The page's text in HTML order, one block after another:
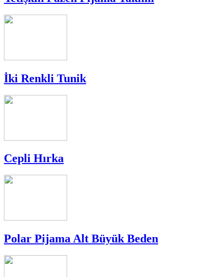
İki Renkli Tunik
Cepli Hırka
Polar Pijama Alt Büyük Beden